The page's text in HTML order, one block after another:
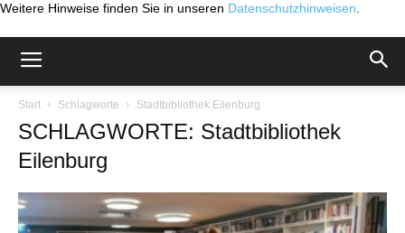
Weitere Hinweise finden Sie in unseren Datenschutzhinweisen
Start Schlagworte Stadtbibliothek Eilenburg
SCHLAGWORTE: Stadtbibliothek
Eilenburg